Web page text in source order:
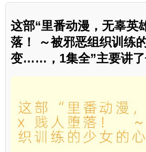
这部“里番动漫，无辜英
落！ ～被邪恶组织训练
变……，1集全”主要讲了